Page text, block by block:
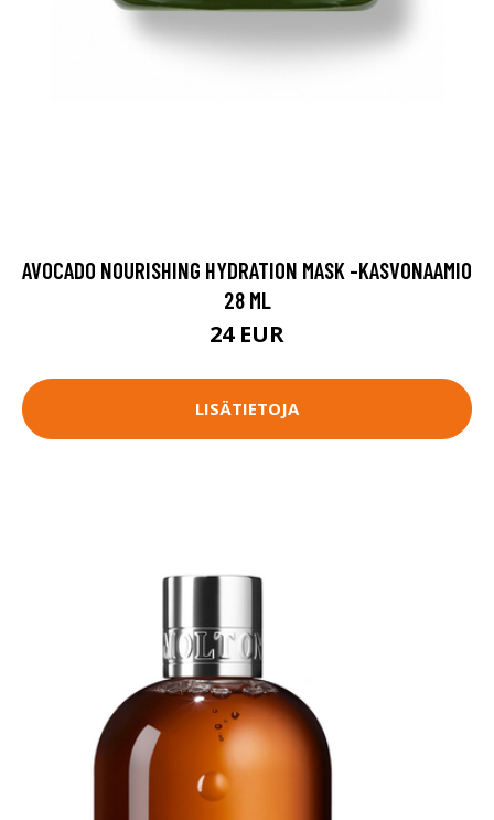
AVOCADO NOURISHING HYDRATION MASK -KASVONAAMIO
28 ML
24 EUR
LISÄTIETOJA